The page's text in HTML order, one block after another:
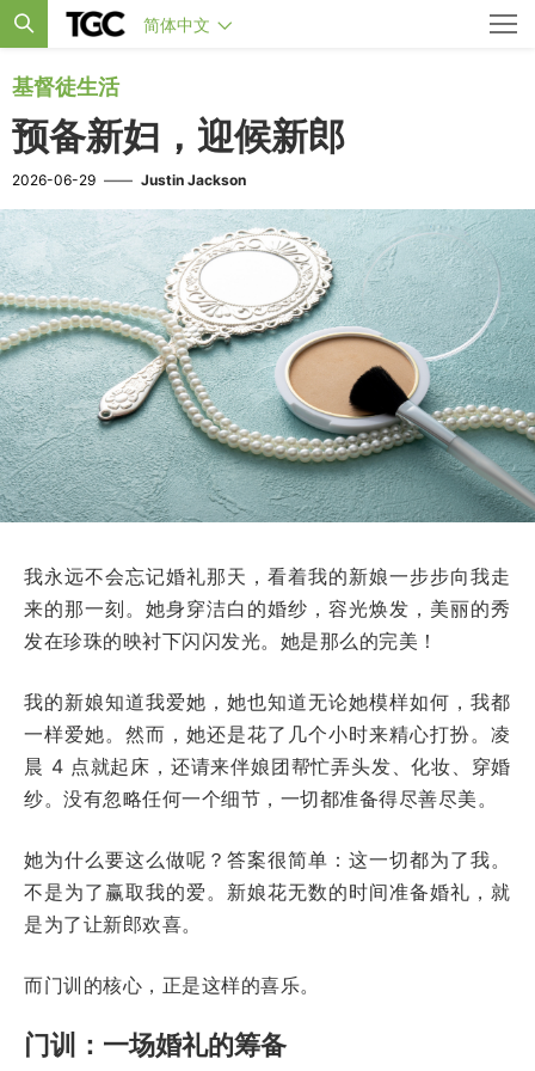
简体中文
基督徒生活
预备新妇，迎候新郎
2026-06-29 —— Justin Jackson
我永远不会忘记婚礼那天，看着我的新娘一步步向我走
来的那一刻。她身穿洁白的婚纱，容光焕发，美丽的秀
发在珍珠的映衬下闪闪发光。她是那么的完美！
我的新娘知道我爱她，她也知道无论她模样如何，我都
一样爱她。然而，她还是花了几个小时来精心打扮。凌
晨 4 点就起床，还请来伴娘团帮忙弄头发、化妆、穿婚
纱。没有忽略任何一个细节，一切都准备得尽善尽美。
她为什么要这么做呢？答案很简单：这一切都为了我。
不是为了赢取我的爱。新娘花无数的时间准备婚礼，就
是为了让新郎欢喜。
而门训的核心，正是这样的喜乐。
门训：一场婚礼的筹备